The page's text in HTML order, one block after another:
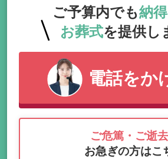
ご予算内でも納
お葬式を提供し
電話をか
ご危篤・ご逝
お急ぎの方はこ